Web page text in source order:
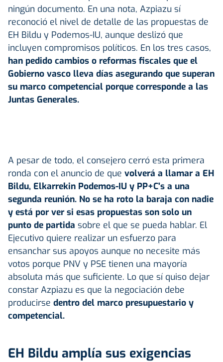
ningún documento. En una nota, Azpiazu sí
reconoció el nivel de detalle de las propuestas de
EH Bildu y Podemos-IU, aunque deslizó que
incluyen compromisos políticos. En los tres casos,
han pedido cambios o reformas fiscales que el
Gobierno vasco lleva días asegurando que superan
su marco competencial porque corresponde a las
Juntas Generales.
A pesar de todo, el consejero cerró esta primera
ronda con el anuncio de que volverá a llamar a EH
Bildu, Elkarrekin Podemos-IU y PP+C's a una
segunda reunión. No se ha roto la baraja con nadie
y está por ver si esas propuestas son solo un
punto de partida sobre el que se pueda hablar. El
Ejecutivo quiere realizar un esfuerzo para
ensanchar sus apoyos aunque no necesite más
votos porque PNV y PSE tienen una mayoría
absoluta más que suficiente. Lo que sí quiso dejar
constar Azpiazu es que la negociación debe
producirse dentro del marco presupuestario y
competencial.
EH Bildu amplía sus exigencias